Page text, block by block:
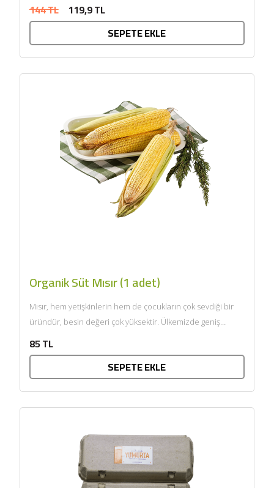
144 TL 119,9 TL
SEPETE EKLE
Organik Süt Mısır (1 adet)
Mısır, hem yetişkinlerin hem de çocukların çok sevdiği bir
üründür, besin değeri çok yüksektir. Ülkemizde geniş
85 TL
SEPETE EKLE